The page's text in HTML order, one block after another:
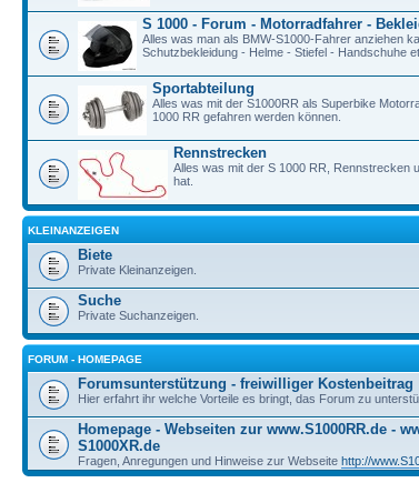
S 1000 - Forum - Motorradfahrer -
Alles was man als BMW-S1000-Fahrer anziehen
Schutzbekleidung - Helme - Stiefel - Handschuhe
Sportabteilung
Alles was mit der S1000RR als Superbike
1000 RR gefahren werden können.
Rennstrecken
Alles was mit der S 1000 RR, Rennstrecken
hat.
KLEINANZEIGEN
Biete
Private Kleinanzeigen.
Suche
Private Suchanzeigen.
FORUM - HOMEPAGE
Forumsunterstützung - freiwilliger Kostenbeitrag
Hier erfahrt ihr welche Vorteile es bringt, das Forum zu
Homepage - Webseiten zur www.S1000RR.de -
S1000XR.de
Fragen, Anregungen und Hinweise zur Webseite http://